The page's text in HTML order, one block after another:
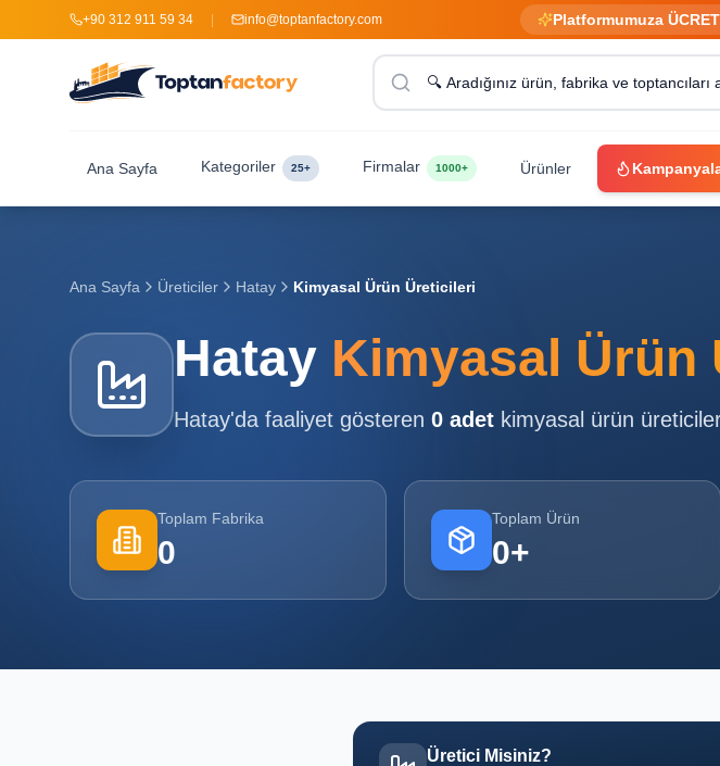
+90 312 911 59 34 info@toptanfactory.com Platformumuza
Ana Sayfa Kategoriler 25+ Firmalar 1000+ Ürünler
Ana Sayfa Üreticiler Hatay Kimyasal Ürün Üreticileri
Hatay Kimyasal Ürün
Hatay'da faaliyet gösteren 0 adet kimyasal ürün
Toplam Fabrika
0
Toplam Ürün
0+
Üretici Misiniz?